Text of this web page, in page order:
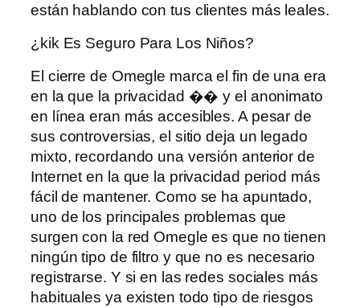
están hablando con tus clientes más leales.
¿kik Es Seguro Para Los Niños?
El cierre de Omegle marca el fin de una era
en la que la privacidad �� y el anonimato
en línea eran más accesibles. A pesar de
sus controversias, el sitio deja un legado
mixto, recordando una versión anterior de
Internet en la que la privacidad period más
fácil de mantener. Como se ha apuntado,
uno de los principales problemas que
surgen con la red Omegle es que no tienen
ningún tipo de filtro y que no es necesario
registrarse. Y si en las redes sociales más
habituales ya existen todo tipo de riesgos